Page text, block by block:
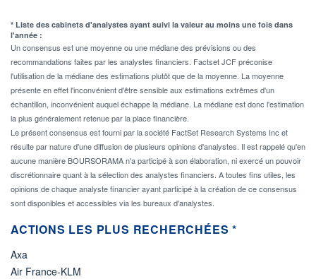
* Liste des cabinets d'analystes ayant suivi la valeur au moins une fois dans
l'année :
Un consensus est une moyenne ou une médiane des prévisions ou des
recommandations faites par les analystes financiers. Factset JCF préconise
l'utilisation de la médiane des estimations plutôt que de la moyenne. La moyenne
présente en effet l'inconvénient d'être sensible aux estimations extrêmes d'un
échantillon, inconvénient auquel échappe la médiane. La médiane est donc l'estimation
la plus généralement retenue par la place financière.
Le présent consensus est fourni par la société FactSet Research Systems Inc et
résulte par nature d'une diffusion de plusieurs opinions d'analystes. Il est rappelé qu'en
aucune manière BOURSORAMA n'a participé à son élaboration, ni exercé un pouvoir
discrétionnaire quant à la sélection des analystes financiers. A toutes fins utiles, les
opinions de chaque analyste financier ayant participé à la création de ce consensus
sont disponibles et accessibles via les bureaux d'analystes.
ACTIONS LES PLUS RECHERCHÉES *
Axa
Air France-KLM